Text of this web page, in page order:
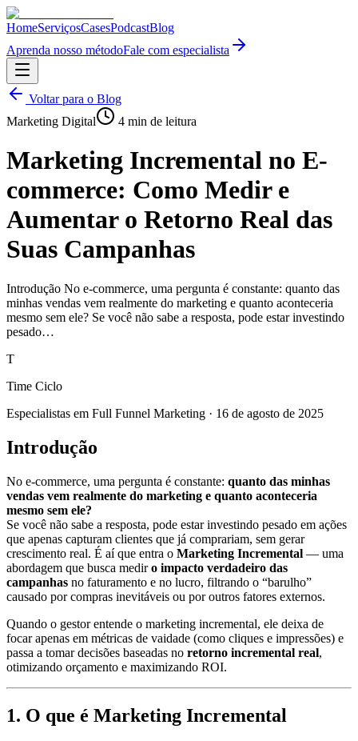
HomeServiçosCasesPodcastBlog
Aprenda nosso métodoFale com especialista
Voltar para o Blog
Marketing Digital
4 min de leitura
Marketing Incremental no E-
commerce: Como Medir e
Aumentar o Retorno Real das
Suas Campanhas
Introdução No e-commerce, uma pergunta é constante: quanto das
minhas vendas vem realmente do marketing e quanto aconteceria
mesmo sem ele? Se você não sabe a resposta, pode estar investindo
pesado…
T
Time Ciclo
Especialistas em Full Funnel Marketing · 16 de agosto de 2025
Introdução
No e-commerce, uma pergunta é constante: quanto das minhas
vendas vem realmente do marketing e quanto aconteceria
mesmo sem ele?
Se você não sabe a resposta, pode estar investindo pesado em ações
que apenas capturam clientes que já comprariam, sem gerar
crescimento real. É aí que entra o Marketing Incremental — uma
abordagem que busca mediro impacto verdadeiro das
campanhas no faturamento e no lucro, filtrando o “barulho”
causado por compras inevitáveis ou por outros fatores externos.
Quando o gestor entende o marketing incremental, ele deixa de
focar apenas em métricas de vaidade (como cliques e impressões) e
passa a tomar decisões baseadas no retorno incremental real,
otimizando orçamento e maximizando ROI.
1. O que é Marketing Incremental